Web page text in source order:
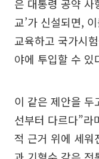
은 대통령 공약 사
교’가 신설되면,
교육하고 국가시
야에 투입할 수 있
이 같은 제안을 두
선부터 다르다”라
적 근거 위에 세워